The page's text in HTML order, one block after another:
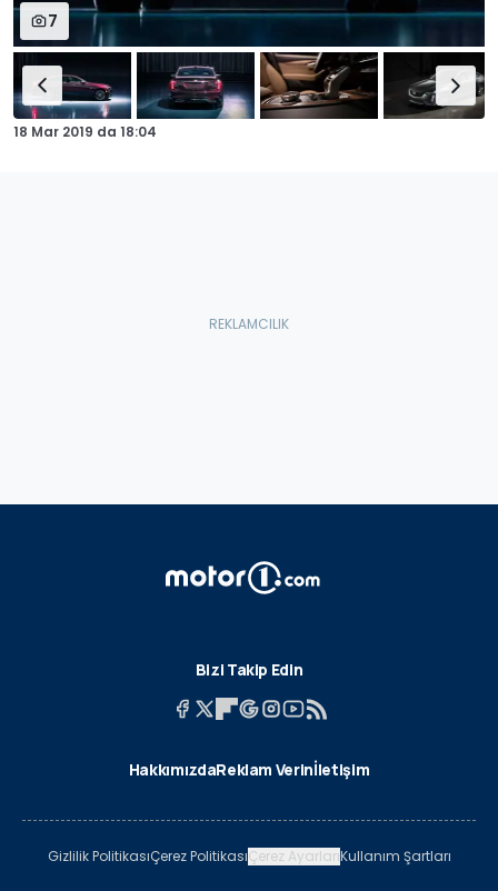
7
18 Mar 2019 da 18:04
Bizi Takip Edin
HakkımızdaReklam Verinİletişim
Gizlilik PolitikasıÇerez PolitikasıÇerez AyarlarıKullanım Şartları